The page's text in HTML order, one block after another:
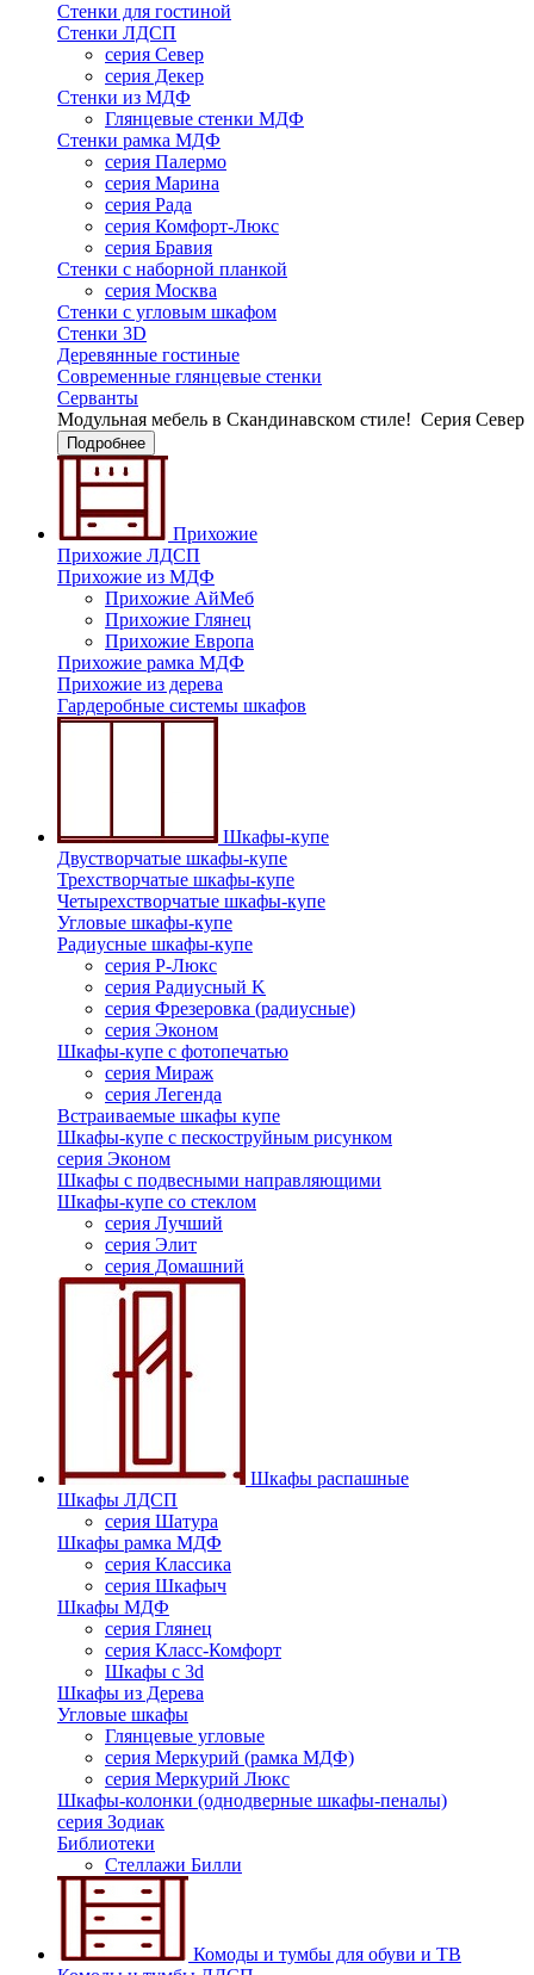
Стенки для гостиной
Стенки ЛДСП
серия Север
серия Декер
Стенки из МДФ
Глянцевые стенки МДФ
Стенки рамка МДФ
серия Палермо
серия Марина
серия Рада
серия Комфорт-Люкс
серия Бравия
Стенки с наборной планкой
серия Москва
Стенки с угловым шкафом
Стенки 3D
Деревянные гостиные
Современные глянцевые стенки
Серванты
Модульная мебель в Скандинавском стиле! Серия Север
Подробнее
Прихожие
Прихожие ЛДСП
Прихожие из МДФ
Прихожие АйМеб
Прихожие Глянец
Прихожие Европа
Прихожие рамка МДФ
Прихожие из дерева
Гардеробные системы шкафов
Шкафы-купе
Двустворчатые шкафы-купе
Трехстворчатые шкафы-купе
Четырехстворчатые шкафы-купе
Угловые шкафы-купе
Радиусные шкафы-купе
серия Р-Люкс
серия Радиусный K
серия Фрезеровка (радиусные)
серия Эконом
Шкафы-купе с фотопечатью
серия Мираж
серия Легенда
Встраиваемые шкафы купе
Шкафы-купе с пескоструйным рисунком
серия Эконом
Шкафы с подвесными направляющими
Шкафы-купе со стеклом
серия Лучший
серия Элит
серия Домашний
Шкафы распашные
Шкафы ЛДСП
серия Шатура
Шкафы рамка МДФ
серия Классика
серия Шкафыч
Шкафы МДФ
серия Глянец
серия Класс-Комфорт
Шкафы с 3d
Шкафы из Дерева
Угловые шкафы
Глянцевые угловые
серия Меркурий (рамка МДФ)
серия Меркурий Люкс
Шкафы-колонки (однодверные шкафы-пеналы)
серия Зодиак
Библиотеки
Стеллажи Билли
Комоды и тумбы для обуви и ТВ